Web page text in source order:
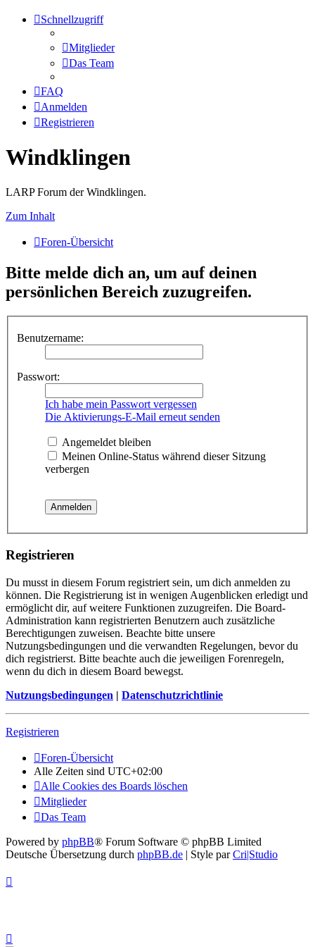
Schnellzugriff
Mitglieder
Das Team
FAQ
Anmelden
Registrieren
Windklingen
LARP Forum der Windklingen.
Zum Inhalt
Foren-Übersicht
Bitte melde dich an, um auf deinen
persönlichen Bereich zuzugreifen.
Benutzername:
Passwort:
Ich habe mein Passwort vergessen
Die Aktivierungs-E-Mail erneut senden
Angemeldet bleiben
Meinen Online-Status während dieser Sitzung
verbergen
Registrieren
Du musst in diesem Forum registriert sein, um dich anmelden zu
können. Die Registrierung ist in wenigen Augenblicken erledigt und
ermöglicht dir, auf weitere Funktionen zuzugreifen. Die Board-
Administration kann registrierten Benutzern auch zusätzliche
Berechtigungen zuweisen. Beachte bitte unsere
Nutzungsbedingungen und die verwandten Regelungen, bevor du
dich registrierst. Bitte beachte auch die jeweiligen Forenregeln,
wenn du dich in diesem Board bewegst.
Nutzungsbedingungen | Datenschutzrichtlinie
Registrieren
Foren-Übersicht
Alle Zeiten sind UTC+02:00
Alle Cookies des Boards löschen
Mitglieder
Das Team
Powered by phpBB® Forum Software © phpBB Limited
Deutsche Übersetzung durch phpBB.de | Style parCri|Studio